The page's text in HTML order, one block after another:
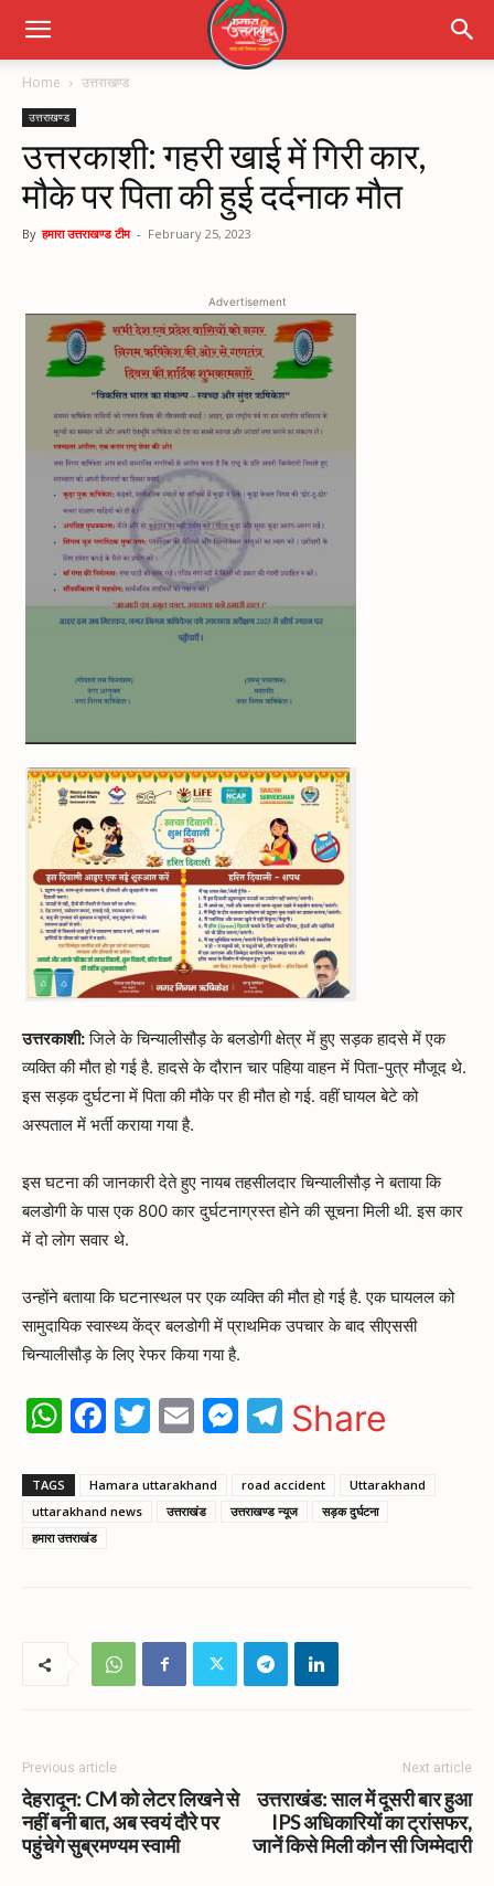
Home उत्तराखण्ड
उत्तराखण्ड
उत्तरकाशी: गहरी खाई में गिरी कार,
मौके पर पिता की हुई दर्दनाक मौत
By हमारा उत्तराखण्ड टीम - February 25, 2023
Advertisement
उत्तरकाशी:जिले के चिन्यालीसौड़ के बलडोगी क्षेत्र में हुए सड़क हादसे में एक
व्यक्ति की मौत हो गई है. हादसे के दौरान चार पहिया वाहन में पिता-पुत्र मौजूद थे.
इस सड़क दुर्घटना में पिता की मौके पर ही मौत हो गई. वहीं घायल बेटे को
अस्पताल में भर्ती कराया गया है.
इस घटना की जानकारी देते हुए नायब तहसीलदार चिन्यालीसौड़ ने बताया कि
बलडोगी के पास एक 800 कार दुर्घटनाग्रस्त होने की सूचना मिली थी. इस कार
में दो लोग सवार थे.
उन्होंने बताया कि घटनास्थल पर एक व्यक्ति की मौत हो गई है. एक घायलल को
सामुदायिक स्वास्थ्य केंद्र बलडोगी में प्राथमिक उपचार के बाद सीएससी
चिन्यालीसौड़ के लिए रेफर किया गया है.
WhatsApp
Facebook
Twitter
EmailMessenger
Telegram
Share
TAGS Hamara uttarakhand road accident
Uttarakhand
uttarakhand news
उत्तराखंड उत्तराखण्ड न्यूज
सड़क दुर्घटना
हमारा उत्तराखंड
Previous article
देहरादून: CM को लेटर लिखने से
नहीं बनी बात, अब स्वयं दौरे पर
पहुंचेगे सुब्रमण्यम स्वामी
Next article
उत्तराखंड: साल में दूसरी बार हुआ
IPS अधिकारियों का ट्रांसफर,
जानें किसे मिली कौन सी जिम्मेदारी